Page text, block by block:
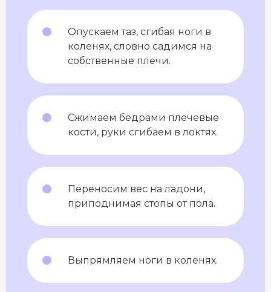
Опускаем таз, сгибая ноги в
коленях, словно садимся на
собственные плечи.
Сжимаем бёдрами плечевые
кости, руки сгибаем в локтях.
Переносим вес на ладони,
приподнимая стопы от пола.
Выпрямляем ноги в коленях.